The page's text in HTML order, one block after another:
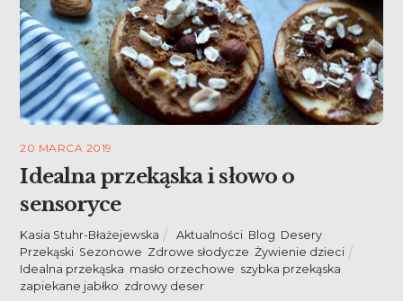
20 MARCA 2019
Idealna przekąska i słowo o
sensoryce
Kasia Stuhr-Błażejewska Aktualności Blog Desery
Przekąski Sezonowe Zdrowe słodycze ,Żywienie dzieci
Idealna przekąska masło orzechowe szybka przekąska
zapiekane jabłko zdrowy deser